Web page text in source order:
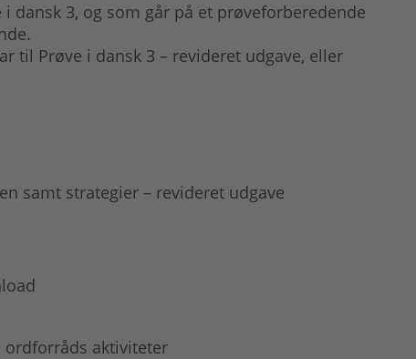
dansk 3, og som går på et prøveforberedende
til Prøve i dansk 3 – revideret udgave, eller
samt strategier – revideret udgave
aktiviteter